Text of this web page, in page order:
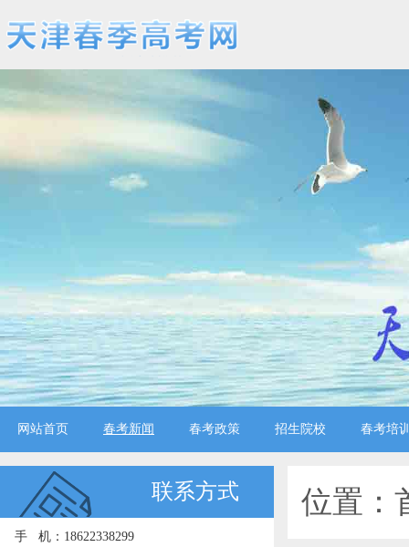
网站首页 春考新闻 春考政策 招生院校 春考培
联系方式
手 机：18622338299
位置：